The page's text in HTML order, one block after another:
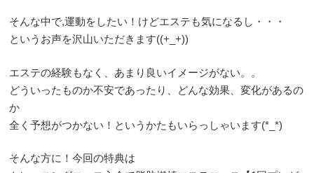
そんな中で,運動をしたい！けどエステも気になるし・・・
というお声を沢山いただきます((+_+))
エステの経験もなく、あまり良いイメージがない。。
どういったものか不安であったり、どんな効果、変化があるの
か
全く予想がつかない！というかたもいらっしゃいます(*_*)
そんな方に！今回の特典は